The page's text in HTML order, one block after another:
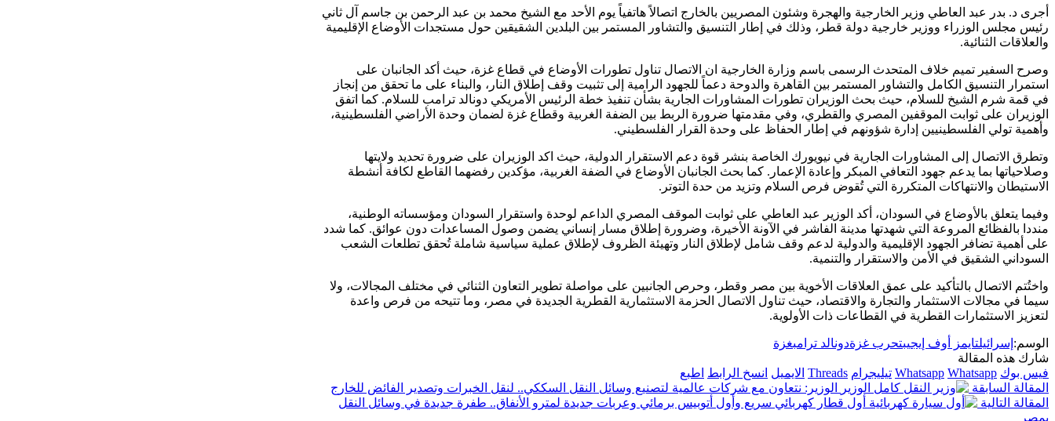
أجرى د. بدر عبد العاطي وزير الخارجية والهجرة وشئون المصريين بالخارج اتصالاً هاتفياً يوم الأحد مع الشيخ محمد بن عبد الرحمن بن جاسم آل ثاني
رئيس مجلس الوزراء ووزير خارجية دولة قطر، وذلك في إطار التنسيق والتشاور المستمر بين البلدين الشقيقين حول مستجدات الأوضاع الإقليمية
والعلاقات الثنائية.
وصرح السفير تميم خلاف المتحدث الرسمى باسم وزارة الخارجية ان الاتصال تناول تطورات الأوضاع في قطاع غزة، حيث أكد الجانبان على
استمرار التنسيق الكامل والتشاور المستمر بين القاهرة والدوحة دعماً للجهود الرامية إلى تثبيت وقف إطلاق النار، والبناء على ما تحقق من إنجاز
في قمة شرم الشيخ للسلام، حيث بحث الوزيران تطورات المشاورات الجارية بشأن تنفيذ خطة الرئيس الأمريكي دونالد ترامب للسلام. كما اتفق
الوزيران على ثوابت الموقفين المصري والقطري، وفي مقدمتها ضرورة الربط بين الضفة الغربية وقطاع غزة لضمان وحدة الأراضي الفلسطينية،
وأهمية تولي الفلسطينيين إدارة شؤونهم في إطار الحفاظ على وحدة القرار الفلسطيني.
وتطرق الاتصال إلى المشاورات الجارية في نيويورك الخاصة بنشر قوة دعم الاستقرار الدولية، حيث اكد الوزيران على ضرورة تحديد ولايتها
وصلاحياتها بما يدعم جهود التعافي المبكر وإعادة الإعمار. كما بحث الجانبان الأوضاع في الضفة الغربية، مؤكدين رفضهما القاطع لكافة أنشطة
الاستيطان والانتهاكات المتكررة التي تُقوض فرص السلام وتزيد من حدة التوتر.
وفيما يتعلق بالأوضاع في السودان، أكد الوزير عبد العاطي على ثوابت الموقف المصري الداعم لوحدة واستقرار السودان ومؤسساته الوطنية،
منددا بالفظائع المروعة التي شهدتها مدينة الفاشر في الآونة الأخيرة، وضرورة إطلاق مسار إنساني يضمن وصول المساعدات دون عوائق. كما شدد
على أهمية تضافر الجهود الإقليمية والدولية لدعم وقف شامل لإطلاق النار وتهيئة الظروف لإطلاق عملية سياسية شاملة تُحقق تطلعات الشعب
السوداني الشقيق في الأمن والاستقرار والتنمية.
واختُتم الاتصال بالتأكيد على عمق العلاقات الأخوية بين مصر وقطر، وحرص الجانبين على مواصلة تطوير التعاون الثنائي في مختلف المجالات، ولا
سيما في مجالات الاستثمار والتجارة والاقتصاد، حيث تناول الاتصال الحزمة الاستثمارية القطرية الجديدة في مصر، وما تتيحه من فرص واعدة
لتعزيز الاستثمارات القطرية في القطاعات ذات الأولوية.
الوسم: إسرائيلتايمز أوف إيجيبتحرب غزةدونالد ترامبغزة
شارك هذه المقالة
فيس بوك
Whatsapp Whatsapp تيليجرام Threads الايميل انسخ الرابط اطبع
المقالة السابقة
الوزير: نتعاون مع شركات عالمية لتصنيع وسائل النقل السككي.. لنقل الخبرات وتصدير الفائض للخارج
المقالة التالية
أول قطار كهربائي سريع وأول أتوبيس برمائي وعربات جديدة لمترو الأنفاق.. طفرة جديدة في وسائل النقل
بمصر